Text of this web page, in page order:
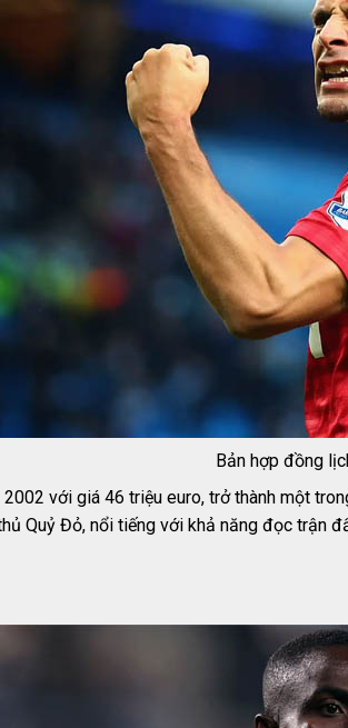
Bản hợp đồng
với giá 46 triệu euro, trở thành một
Quỷ Đỏ, nổi tiếng với khả năng đọc trận